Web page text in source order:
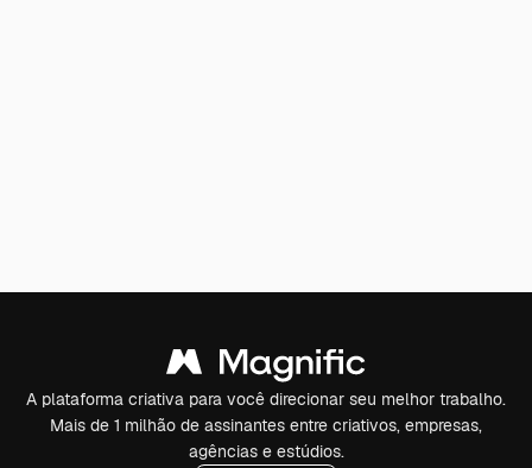
A plataforma criativa para você direcionar seu melhor trabalho.
Mais de 1 milhão de assinantes entre criativos, empresas,
agências e estúdios.